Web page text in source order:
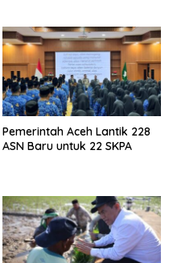
Pemerintah Aceh Lantik 228
ASN Baru untuk 22 SKPA